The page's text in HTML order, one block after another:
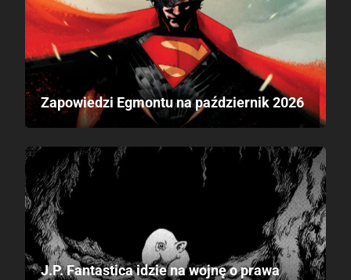
Zapowiedzi Egmontu na październik 2026
J.P. Fantastica idzie na wojnę o prawa